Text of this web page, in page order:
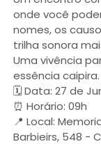
onde você
nomes, os
trilha sonora
Uma vivência
essência caipira.
🗓️ Data: 27 de
⏰ Horário: 09h
📍 Local:
Barbieirs, 548 -